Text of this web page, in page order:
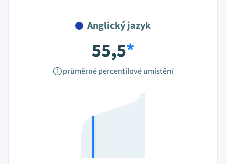
Anglický jazyk
55,5*
průměrné percentilové umístění